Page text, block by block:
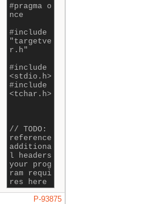
#pragma o
nce
#include
"targetve
r.h"
#include
<stdio.h>
#include
<tchar.h>
// TODO:
reference
additiona
l headers
your prog
ram requi
res here
P-93875